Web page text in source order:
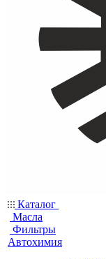
Каталог
Масла
Фильтры
Автохимия